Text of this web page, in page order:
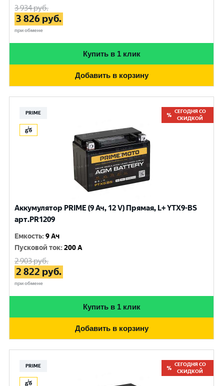
3 934руб.
3 826 руб.
при обмене
Купить в 1 клик
Добавить в корзину
PRIME
СЕГОДНЯ СО
СКИДКОЙ
Аккумулятор PRIME (9 Ач, 12 V) Прямая, L+ YTX9-BS
арт.PR1209
Емкость:9 Ач
Пусковой ток:200 A
2 903руб.
2 822 руб.
при обмене
Купить в 1 клик
Добавить в корзину
PRIME
СЕГОДНЯ СО
СКИДКОЙ